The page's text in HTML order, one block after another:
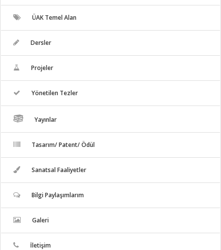
ÜAK Temel Alan
Dersler
Projeler
Yönetilen Tezler
Yayınlar
Tasarım/ Patent/ Ödül
Sanatsal Faaliyetler
Bilgi Paylaşımlarım
Galeri
İletişim